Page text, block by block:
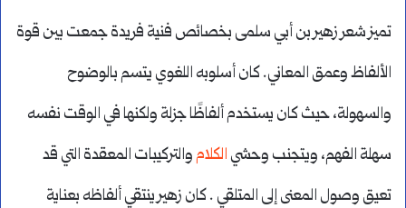
تميز شعر زهير بن أبي سلمى بخصائص فنية فريدة جمعت بين قوة
الألفاظ وعمق المعاني. كان أسلوبه اللغوي يتسم بالوضوح
والسهولة، حيث كان يستخدم ألفاظًا جزلة ولكنها في الوقت نفسه
سهلة الفهم، ويتجنب وحشي الكلاموالتركيبات المعقدة التي قد
تعيق وصول المعنى إلى المتلقي . كان زهير ينتقي ألفاظه بعناية